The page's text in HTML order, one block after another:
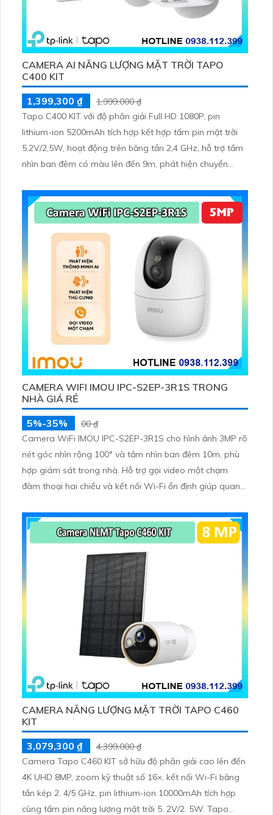
CAMERA AI NĂNG LƯỢNG MẶT TRỜI TAPO
C400 KIT
1,399,300 ₫
1,999,000 ₫
Tapo C400 KIT với độ phân giải Full HD 1080P, pin
lithium-ion 5200mAh tích hợp kết hợp tấm pin mặt trời
5,2V/2,5W, hoạt động trên băng tần 2,4 GHz, hỗ trợ tầm
nhìn ban đêm có màu lên đến 9m, phát hiện chuyển
thẻ microSD lên đến 512GB
CAMERA WIFI IMOU IPC-S2EP-3R1S TRONG
NHÀ GIÁ RẺ
5%-35%
00 ₫
Camera WiFi IMOU IPC-S2EP-3R1S cho hình ảnh 3MP rõ
nét góc nhìn rộng 100° và tầm nhìn ban đêm 10m, phù
hợp giám sát trong nhà. Hỗ trợ gọi video một chạm
đàm thoại hai chiều và kết nối Wi-Fi ổn định giúp quan
256GB hoặc lưu đám mây dễ lắp đặt cho gia đình và văn
phòng nhỏ.
CAMERA NĂNG LƯỢNG MẶT TRỜI TAPO C460
KIT
3,079,300 ₫
4,399,000 ₫
Camera Tapo C460 KIT sở hữu độ phân giải cao lên đến
4K UHD 8MP, zoom kỹ thuật số 16×, kết nối Wi-Fi băng
tần kép 2. 4/5 GHz, pin lithium-ion 10000mAh tích hợp
cùng tấm pin năng lượng mặt trời 5. 2V/2. 5W. Tapo